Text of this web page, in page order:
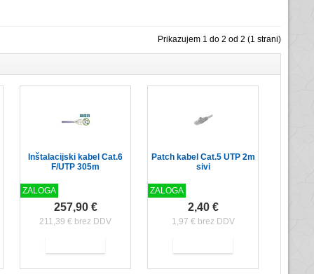
Prikazujem 1 do 2 od 2 (1 strani)
Inštalacijski kabel Cat.6
F/UTP 305m
ZALOGA
257,90 €
211,39 € brez DDV
Patch kabel Cat.5 UTP 2m
sivi
ZALOGA
2,40 €
1,97 € brez DDV